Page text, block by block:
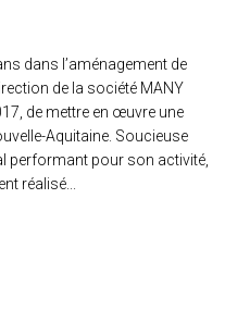
dans l’aménagement de
de la société MANY
de mettre en œuvre une
Aquitaine. Soucieuse
performant pour son activité,
réalisé...